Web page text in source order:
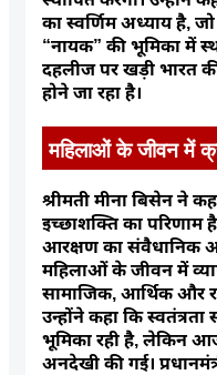
का स्वर्णिम अध्याय है,
“नायक” की भूमिका में
दहलीज पर खड़ी भारत
होने जा रहा है।
महिलाओं के जीवन में
श्रीमती मीना बिसेन ने
इच्छाशक्ति का परिणाम
आरक्षण का संवैधानिक
महिलाओं के जीवन में
सामाजिक, आर्थिक और
उन्होंने कहा कि
भूमिका रही है, लेकिन
अनदेखी की गई।